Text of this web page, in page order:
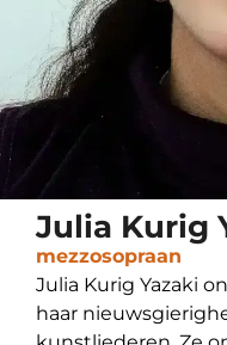
Julia Kurig
mezzosopraan
Julia Kurig Yazaki
haar